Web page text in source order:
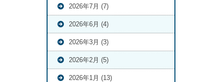
2026年7月 (7)
2026年6月 (4)
2026年3月 (3)
2026年2月 (5)
2026年1月 (13)